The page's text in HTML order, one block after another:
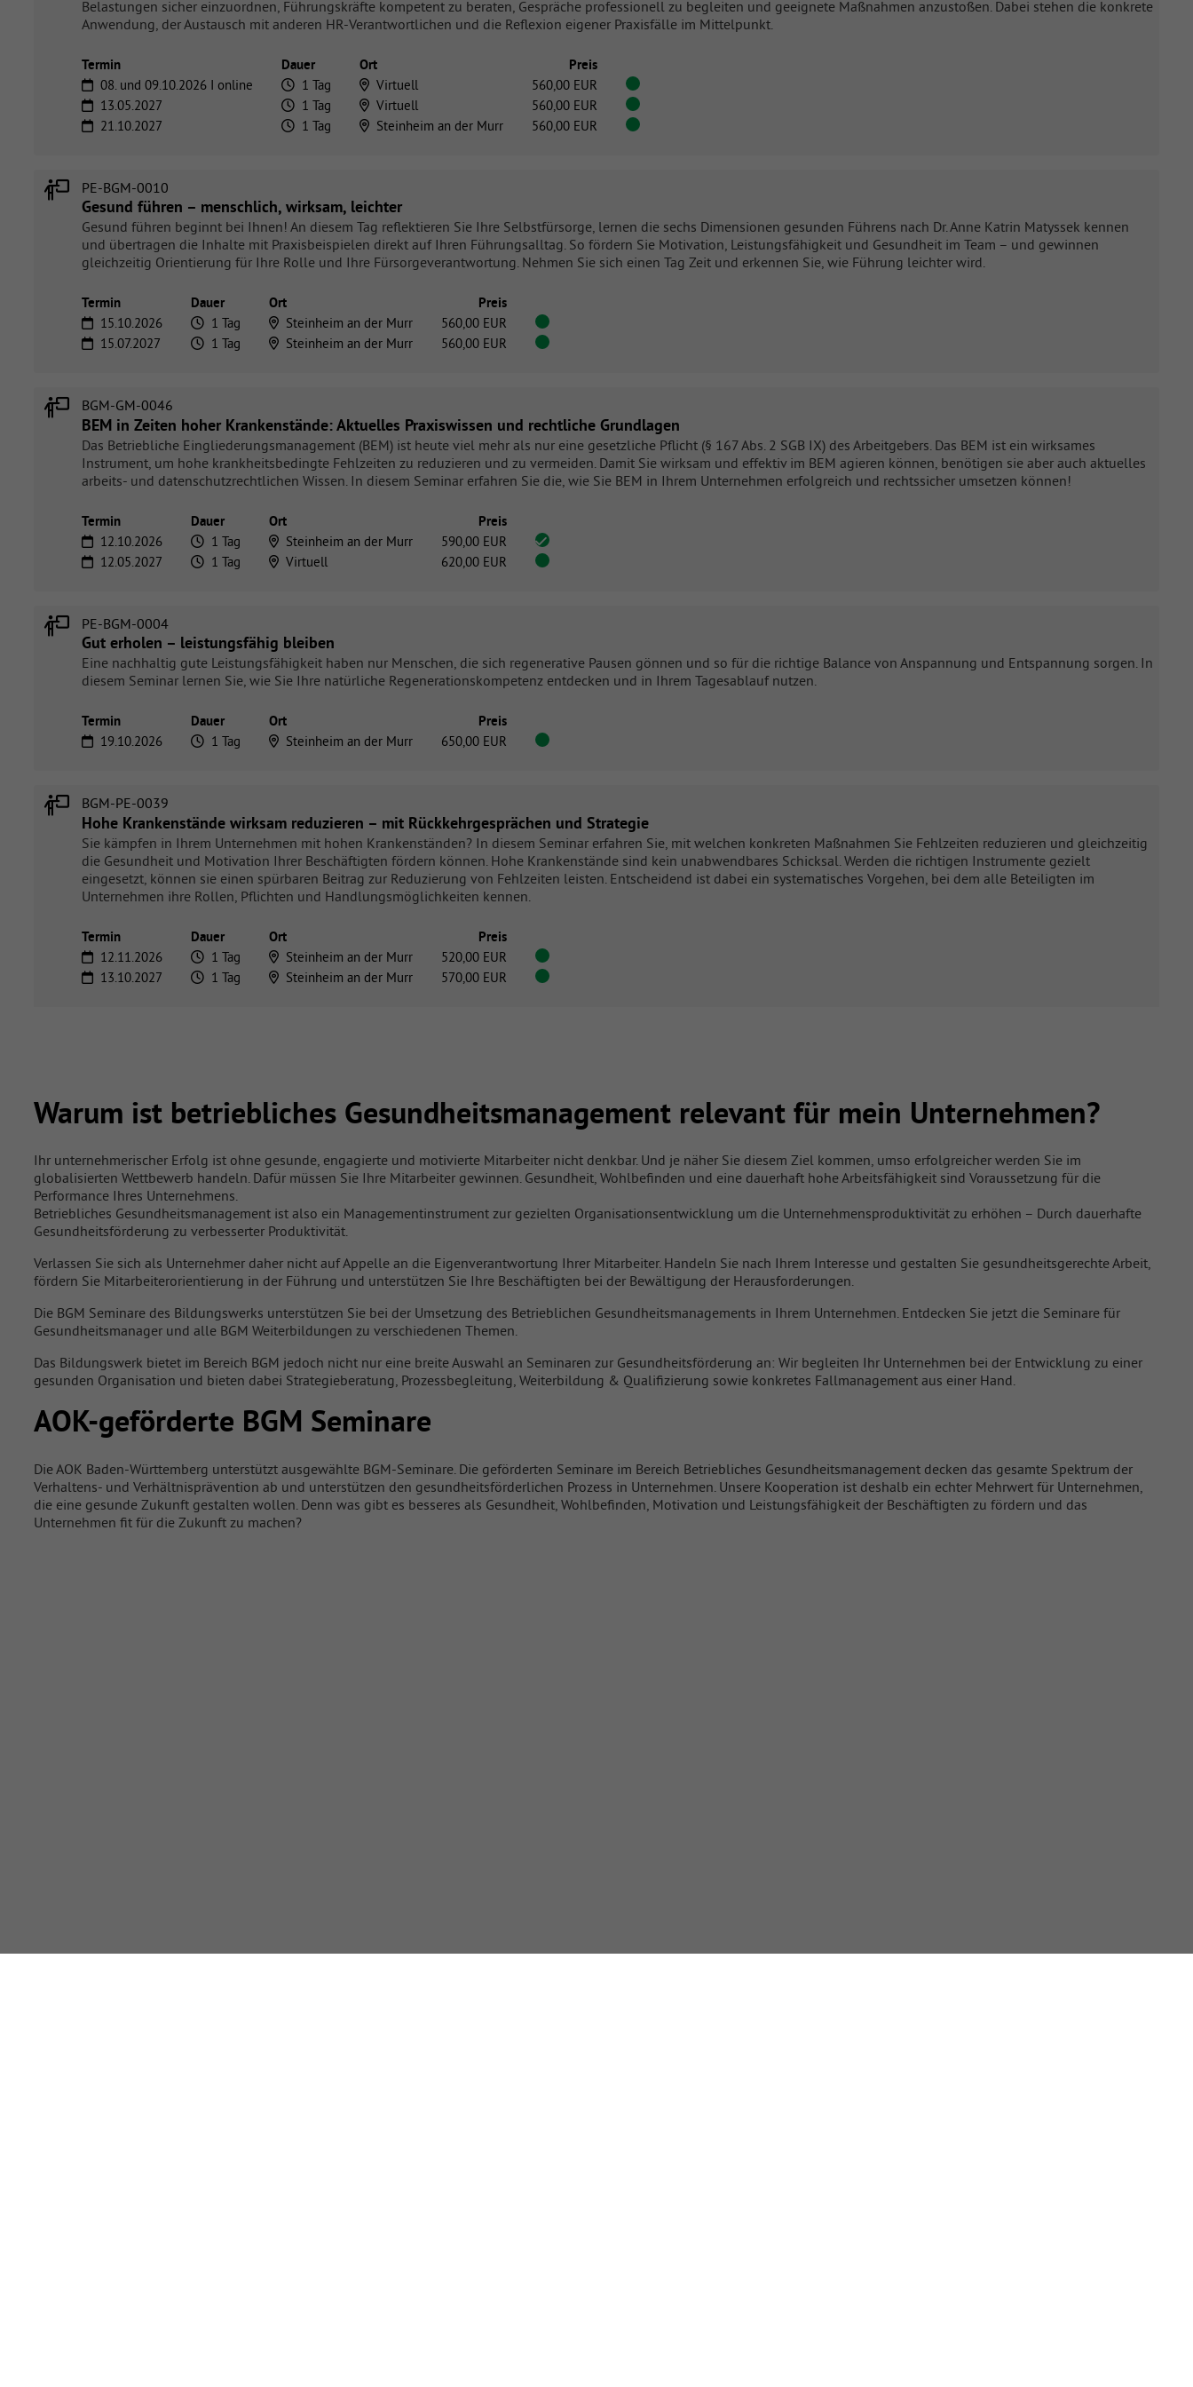
Belastungen sicher einzuordnen, Führungskräfte kompetent zu beraten, Gespräche professionell zu begleiten und geeignete Maßnahmen anzustoßen. Dabei stehen die konkrete
Anwendung, der Austausch mit anderen HR-Verantwortlichen und die Reflexion eigener Praxisfälle im Mittelpunkt.
Termin Dauer Ort
Preis
08. und 09.10.2026 I online
1 Tag Virtuell
560,00 EUR
13.05.2027
1 Tag Virtuell
560,00 EUR
21.10.2027
1 Tag Steinheim an der Murr 560,00 EUR
PE-BGM-0010
Gesund führen – menschlich, wirksam, leichter
Gesund führen beginnt bei Ihnen! An diesem Tag reflektieren Sie Ihre Selbstfürsorge, lernen die sechs Dimensionen gesunden Führens nach Dr. Anne Katrin Matyssek kennen
und übertragen die Inhalte mit Praxisbeispielen direkt auf Ihren Führungsalltag. So fördern Sie Motivation, Leistungsfähigkeit und Gesundheit im Team – und gewinnen
gleichzeitig Orientierung für Ihre Rolle und Ihre Fürsorgeverantwortung. Nehmen Sie sich einen Tag Zeit und erkennen Sie, wie Führung leichter wird.
Termin Dauer Ort
Preis
15.10.2026
1 Tag Steinheim an der Murr
560,00 EUR
15.07.2027
1 Tag Steinheim an der Murr 560,00 EUR
BGM-GM-0046
BEM in Zeiten hoher Krankenstände: Aktuelles Praxiswissen und rechtliche Grundlagen
Das Betriebliche Eingliederungsmanagement (BEM) ist heute viel mehr als nur eine gesetzliche Pflicht (§ 167 Abs. 2 SGB IX) des Arbeitgebers. Das BEM ist ein wirksames
Instrument, um hohe krankheitsbedingte Fehlzeiten zu reduzieren und zu vermeiden. Damit Sie wirksam und effektiv im BEM agieren können, benötigen sie aber auch aktuelles
arbeits- und datenschutzrechtlichen Wissen. In diesem Seminar erfahren Sie die, wie Sie BEM in Ihrem Unternehmen erfolgreich und rechtssicher umsetzen können!
Termin Dauer Ort
Preis
12.10.2026
1 Tag Steinheim an der Murr
590,00 EUR
12.05.2027
1 Tag Virtuell 620,00 EUR
PE-BGM-0004
Gut erholen – leistungsfähig bleiben
Eine nachhaltig gute Leistungsfähigkeit haben nur Menschen, die sich regenerative Pausen gönnen und so für die richtige Balance von Anspannung und Entspannung sorgen. In
diesem Seminar lernen Sie, wie Sie Ihre natürliche Regenerationskompetenz entdecken und in Ihrem Tagesablauf nutzen.
Termin Dauer Ort
Preis
19.10.2026
1 Tag Steinheim an der Murr 650,00 EUR
BGM-PE-0039
Hohe Krankenstände wirksam reduzieren – mit Rückkehrgesprächen und Strategie
Sie kämpfen in Ihrem Unternehmen mit hohen Krankenständen? In diesem Seminar erfahren Sie, mit welchen konkreten Maßnahmen Sie Fehlzeiten reduzieren und gleichzeitig
die Gesundheit und Motivation Ihrer Beschäftigten fördern können. Hohe Krankenstände sind kein unabwendbares Schicksal. Werden die richtigen Instrumente gezielt
eingesetzt, können sie einen spürbaren Beitrag zur Reduzierung von Fehlzeiten leisten. Entscheidend ist dabei ein systematisches Vorgehen, bei dem alle Beteiligten im
Unternehmen ihre Rollen, Pflichten und Handlungsmöglichkeiten kennen.
Termin Dauer Ort
Preis
12.11.2026
1 Tag Steinheim an der Murr
520,00 EUR
13.10.2027
1 Tag Steinheim an der Murr 570,00 EUR
Warum ist betriebliches Gesundheitsmanagement relevant für mein Unternehmen?
Ihr unternehmerischer Erfolg ist ohne gesunde, engagierte und motivierte Mitarbeiter nicht denkbar. Und je näher Sie diesem Ziel kommen, umso erfolgreicher werden Sie im
globalisierten Wettbewerb handeln. Dafür müssen Sie Ihre Mitarbeiter gewinnen. Gesundheit, Wohlbefinden und eine dauerhaft hohe Arbeitsfähigkeit sind Voraussetzung für die
Performance Ihres Unternehmens.
Betriebliches Gesundheitsmanagement ist also ein Managementinstrument zur gezielten Organisationsentwicklung um die Unternehmensproduktivität zu erhöhen – Durch dauerhafte
Gesundheitsförderung zu verbesserter Produktivität.
Verlassen Sie sich als Unternehmer daher nicht auf Appelle an die Eigenverantwortung Ihrer Mitarbeiter. Handeln Sie nach Ihrem Interesse und gestalten Sie gesundheitsgerechte Arbeit,
fördern Sie Mitarbeiterorientierung in der Führung und unterstützen Sie Ihre Beschäftigten bei der Bewältigung der Herausforderungen.
Die BGM Seminare des Bildungswerks unterstützen Sie bei der Umsetzung des Betrieblichen Gesundheitsmanagements in Ihrem Unternehmen. Entdecken Sie jetzt die Seminare für
Gesundheitsmanager und alle BGM Weiterbildungen zu verschiedenen Themen.
Das Bildungswerk bietet im Bereich BGM jedoch nicht nur eine breite Auswahl an Seminaren zur Gesundheitsförderung an: Wir begleiten Ihr Unternehmen bei der Entwicklung zu einer
gesunden Organisation und bieten dabei Strategieberatung, Prozessbegleitung, Weiterbildung & Qualifizierung sowie konkretes Fallmanagement aus einer Hand.
AOK-geförderte BGM Seminare
Die AOK Baden-Württemberg unterstützt ausgewählte BGM-Seminare. Die geförderten Seminare im Bereich Betriebliches Gesundheitsmanagement decken das gesamte Spektrum der
Verhaltens- und Verhältnisprävention ab und unterstützen den gesundheitsförderlichen Prozess in Unternehmen. Unsere Kooperation ist deshalb ein echter Mehrwert für Unternehmen,
die eine gesunde Zukunft gestalten wollen. Denn was gibt es besseres als Gesundheit, Wohlbefinden, Motivation und Leistungsfähigkeit der Beschäftigten zu fördern und das
Unternehmen fit für die Zukunft zu machen?